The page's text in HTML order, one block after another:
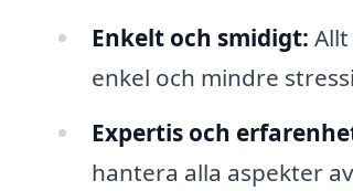
Enkelt och smidigt:
enkel och mindre
Expertis och
hantera alla aspekter